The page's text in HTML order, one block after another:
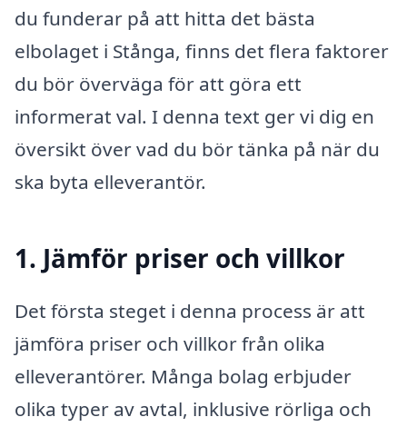
du funderar på att hitta det bästa
elbolaget i Stånga, finns det flera faktorer
du bör överväga för att göra ett
informerat val. I denna text ger vi dig en
översikt över vad du bör tänka på när du
ska byta elleverantör.
1. Jämför priser och villkor
Det första steget i denna process är att
jämföra priser och villkor från olika
elleverantörer. Många bolag erbjuder
olika typer av avtal, inklusive rörliga och